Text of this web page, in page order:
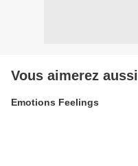
Vous aimerez aussi
Emotions Feelings